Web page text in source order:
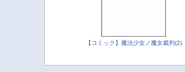
【コミック】魔法少女ノ魔女裁判(2)